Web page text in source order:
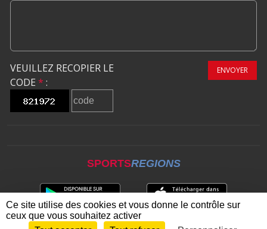
VEUILLEZ RECOPIER LE
CODE * :
ENVOYER
SPORTSREGIONS
Ce site utilise des cookies et vous donne le contrôle sur
ceux que vous souhaitez activer